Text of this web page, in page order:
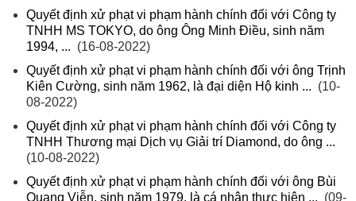
Quyết định xử phạt vi phạm hành chính đối với Công ty
TNHH MS TOKYO, do ông Ông Minh Điều, sinh năm
1994, ... (16-08-2022)
Quyết định xử phạt vi phạm hành chính đối với ông Trịnh
Kiên Cường, sinh năm 1962, là đại diện Hộ kinh ... (10-
08-2022)
Quyết định xử phạt vi phạm hành chính đối với Công ty
TNHH Thương mại Dịch vụ Giải trí Diamond, do ông ...
(10-08-2022)
Quyết định xử phạt vi phạm hành chính đối với ông Bùi
Quang Viễn, sinh năm 1979, là cá nhân thực hiện ... (09-